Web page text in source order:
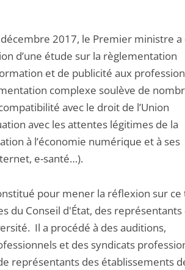
2017, le Premier ministre a
d’une étude sur la règlementation
et de publicité aux
complexe soulève de
avec le droit de l’Union
avec les attentes légitimes de la
à l’économie numérique et à ses
e-santé…).
pour mener la réflexion sur ce
du Conseil d'État, des représentants
Il a procédé à des auditions,
et des syndicats
représentants des établissements